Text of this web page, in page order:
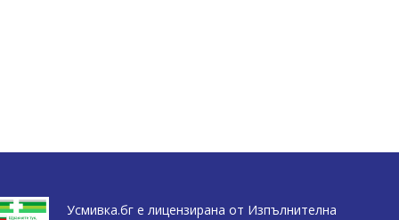
Усмивка.бг е лицензирана от Изпълнителна